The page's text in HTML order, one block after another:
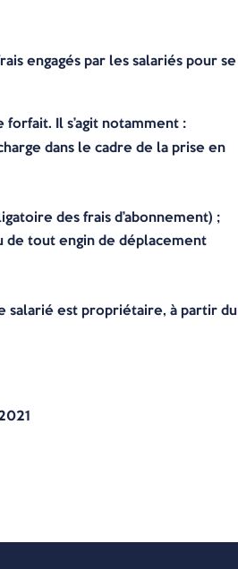
engagés par les salariés pour se
Il s’agit notamment :
dans le cadre de la prise en
des frais d’abonnement) ;
de tout engin de déplacement
salarié est propriétaire, à partir du